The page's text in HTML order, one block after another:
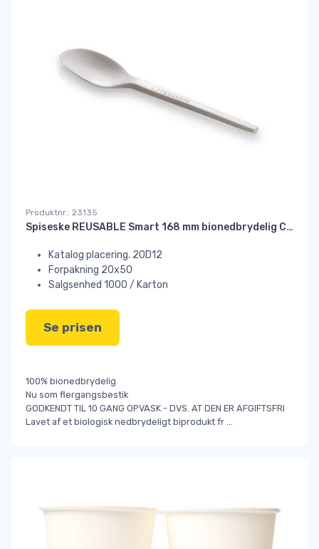
Produktnr.: 23135
Spiseske REUSABLE Smart 168 mm bionedbrydelig CPLA hvid
Katalog placering. 20D12
Forpakning 20x50
Salgsenhed 1000 / Karton
Se prisen
100% bionedbrydelig
Nu som flergangsbestik
GODKENDT TIL 10 GANG OPVASK - DVS. AT DEN ER AFGIFTSFRI
Lavet af et biologisk nedbrydeligt biprodukt fr ...